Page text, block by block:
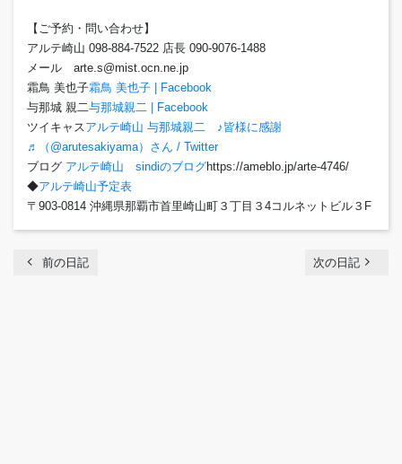
【ご予約・問い合わせ】
アルテ崎山 098-884-7522 店長 090-9076-1488
メール arte.s@mist.ocn.ne.jp
霜鳥 美也子霜鳥 美也子 | Facebook
与那城 親二与那城親二 | Facebook
ツイキャス アルテ崎山 与那城親二 ♪皆様に感謝
♬（@arutesakiyama）さん / Twitter
ブログ アルテ崎山 sindiのブログhttps://ameblo.jp/arte-4746/
◆アルテ崎山予定表
〒903-0814 沖縄県那覇市首里崎山町３丁目３4コルネットビル３F
chevron_left 前の日記 次の日記 navigate_next